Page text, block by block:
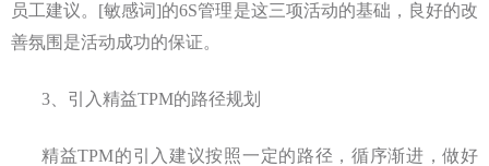
员工建议。[敏感词]的6S管理是这三项活动的基础，良好的改
善氛围是活动成功的保证。
3、引入精益TPM的路径规划
精益TPM的引入建议按照一定的路径，循序渐进，做好